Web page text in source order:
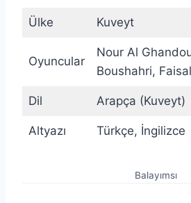
Ülke Kuveyt
Oyuncular
Nour Al
Boushahri,
Dil Arapça (Kuveyt)
Altyazı Türkçe, İngilizce
Balayımsı